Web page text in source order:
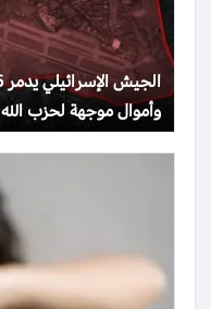
وأموال موجهة لحزب الله